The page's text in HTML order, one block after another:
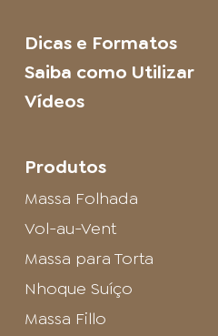
Dicas e Formatos
Saiba como Utilizar
Vídeos
Produtos
Massa Folhada
Vol-au-Vent
Massa para Torta
Nhoque Suíço
Massa Fillo